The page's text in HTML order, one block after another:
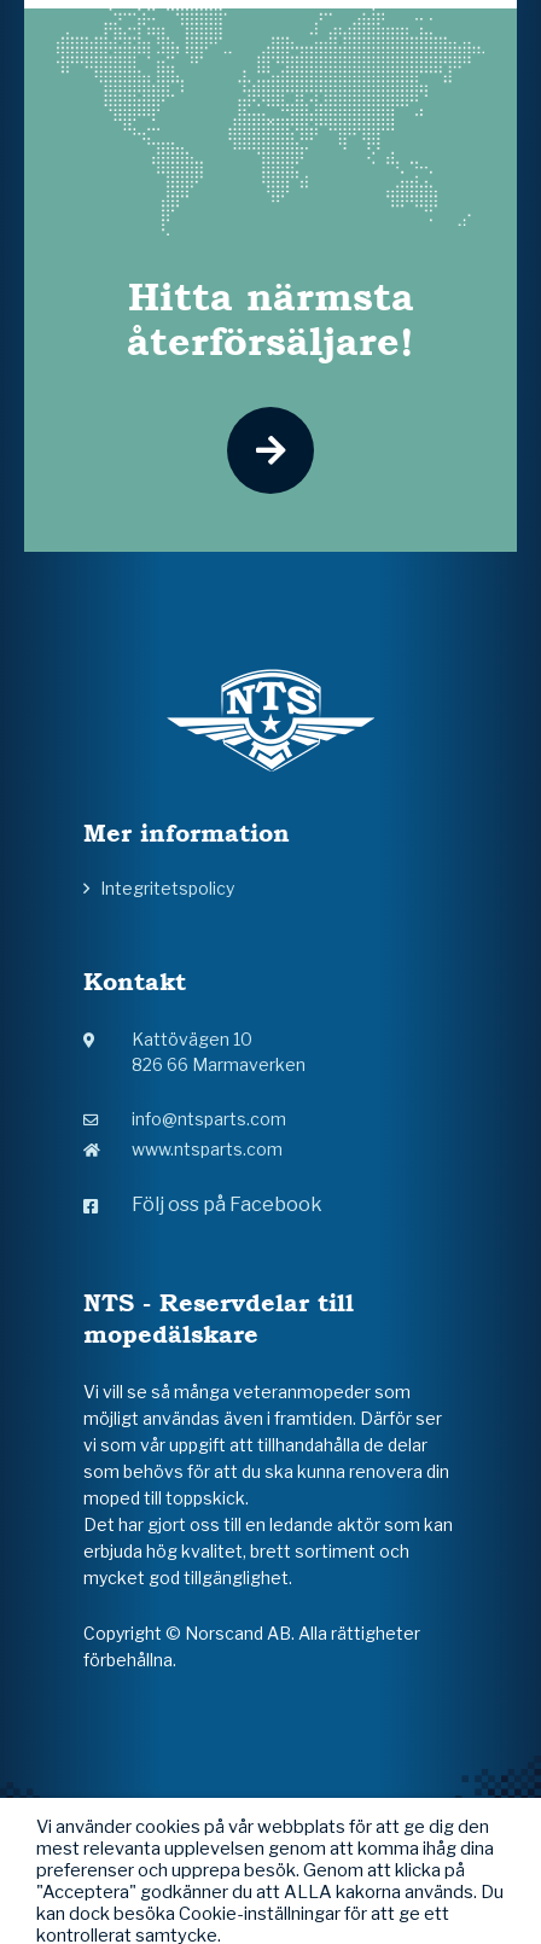
Hitta närmsta
återförsäljare!
Mer information
Integritetspolicy
Kontakt
Kattövägen 10
826 66 Marmaverken
info@ntsparts.com
www.ntsparts.com
Följ oss på Facebook
NTS - Reservdelar till
mopedälskare
Vi vill se så många veteranmopeder som
möjligt användas även i framtiden. Därför ser
vi som vår uppgift att tillhandahålla de delar
som behövs för att du ska kunna renovera din
moped till toppskick.
Det har gjort oss till en ledande aktör som kan
erbjuda hög kvalitet, brett sortiment och
mycket god tillgänglighet.
Copyright © Norscand AB. Alla rättigheter
förbehållna.
Vi använder cookies på vår webbplats för att ge dig den
mest relevanta upplevelsen genom att komma ihåg dina
preferenser och upprepa besök. Genom att klicka på
"Acceptera" godkänner du att ALLA kakorna används. Du
kan dock besöka Cookie-inställningar för att ge ett
kontrollerat samtycke.